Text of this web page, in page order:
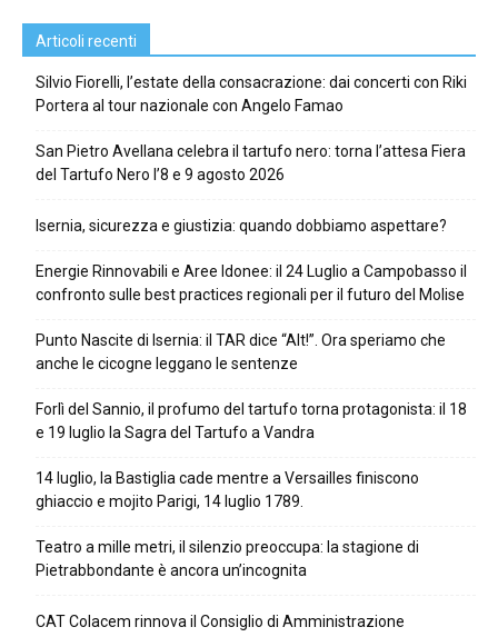
Articoli recenti
Silvio Fiorelli, l’estate della consacrazione: dai concerti con Riki
Portera al tour nazionale con Angelo Famao
San Pietro Avellana celebra il tartufo nero: torna l’attesa Fiera
del Tartufo Nero l’8 e 9 agosto 2026
Isernia, sicurezza e giustizia: quando dobbiamo aspettare?
Energie Rinnovabili e Aree Idonee: il 24 Luglio a Campobasso il
confronto sulle best practices regionali per il futuro del Molise
Punto Nascite di Isernia: il TAR dice “Alt!”. Ora speriamo che
anche le cicogne leggano le sentenze
Forlì del Sannio, il profumo del tartufo torna protagonista: il 18
e 19 luglio la Sagra del Tartufo a Vandra
14 luglio, la Bastiglia cade mentre a Versailles finiscono
ghiaccio e mojito Parigi, 14 luglio 1789.
Teatro a mille metri, il silenzio preoccupa: la stagione di
Pietrabbondante è ancora un’incognita
CAT Colacem rinnova il Consiglio di Amministrazione